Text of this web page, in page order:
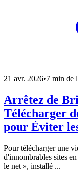
21 avr. 2026•7 min de
Arrêtez de
Télécharger
pour Éviter
Pour télécharger une
d'innombrables sites
le net », installé ...